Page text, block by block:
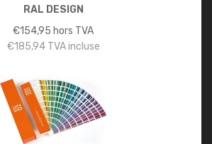
RAL DESIGN
€154,95 hors TVA
€185,94TVA incluse